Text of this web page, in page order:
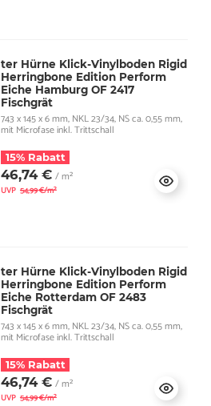
ter Hürne Klick-Vinylboden Rigid
Herringbone Edition Perform
Eiche Hamburg OF 2417
Fischgrät
743 x 145 x 6 mm, NKL 23/34, NS ca. 0,55 mm,
mit Microfase inkl. Trittschall
15% Rabatt
46,74 € / m²
UVP 54,99 €/m²
ter Hürne Klick-Vinylboden Rigid
Herringbone Edition Perform
Eiche Rotterdam OF 2483
Fischgrät
743 x 145 x 6 mm, NKL 23/34, NS ca. 0,55 mm,
mit Microfase inkl. Trittschall
15% Rabatt
46,74 € / m²
UVP 54,99 €/m²